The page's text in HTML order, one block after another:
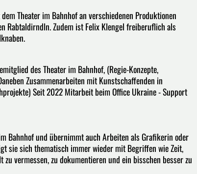
Theater im Bahnhof an verschiedenen Produktionen
Rabtaldirndln. Zudem ist Felix Klengel freiberuflich als
des Theater im Bahnhof, (Regie-Konzepte,
Zusammenarbeiten mit Kunstschaffenden in
Seit 2022 Mitarbeit beim Office Ukraine - Support
Bahnhof und übernimmt auch Arbeiten als Grafikerin oder
sie sich thematisch immer wieder mit Begriffen wie Zeit,
vermessen, zu dokumentieren und ein bisschen besser zu